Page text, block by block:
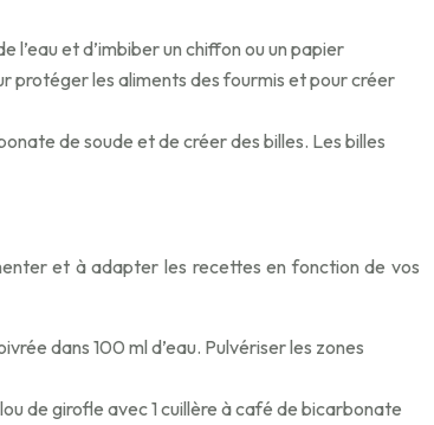
et d’imbiber un chiffon ou un papier
protéger les aliments des fourmis et pour créer
de soude et de créer des billes. Les billes
et à adapter les recettes en fonction de vos
dans 100 ml d’eau. Pulvériser les zones
de girofle avec 1 cuillère à café de bicarbonate